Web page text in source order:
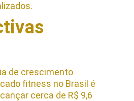
de crescimento
fitness no Brasil é
cerca de R$ 9,6